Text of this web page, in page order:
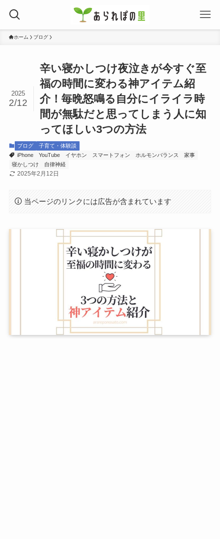
ホーム ブログ
辛い寝かしつけ夜泣きが今すぐ至
福の時間に変わる神アイテム紹
介！毎晩怒鳴る自分にイライラ時
間が無駄だと思ってしまう人に知
ってほしい3つの方法
2025
2/12
ブログ
子育て・体験談
iPhone
YouTube イヤホン スマートフォン ホルモンバランス
家事
寝かしつけ
自律神経
2025年2月12日
当ページのリンクには広告が含まれています